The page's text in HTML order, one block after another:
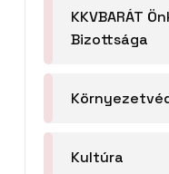
KKVBARÁT
Bizottsága
Kultúra